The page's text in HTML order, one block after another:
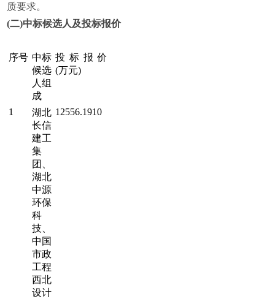
质要求。
(二)中标候选人及投标报价
序号 中标
候选
人组
成
投标报价
(万元)
1
湖北
长信
建工
集
团、
湖北
中源
环保
科
技、
中国
市政
工程
西北
设计
12556.1910